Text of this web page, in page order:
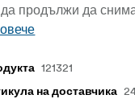
продължи да
121321
на доставчика